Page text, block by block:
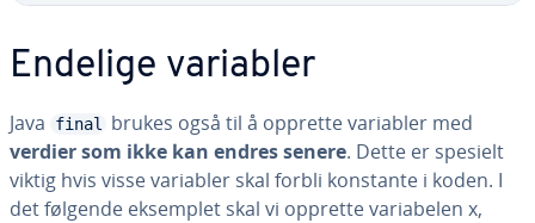
Endelige variabler
Java final
brukes også til å opprette variabler med
verdier som ikke kan endres senere. Dette er spesielt
viktig hvis visse variabler skal forbli konstante i koden. I
det følgende eksemplet skal vi opprette variabelen x,